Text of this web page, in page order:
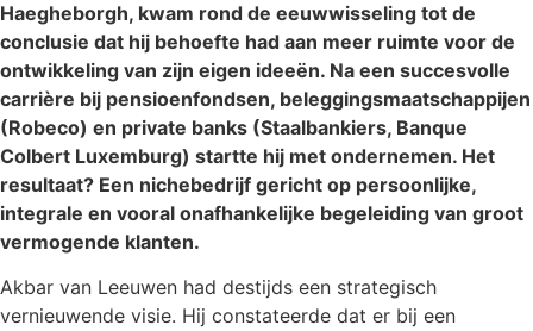
Haegheborgh, kwam rond de eeuwwisseling tot de
conclusie dat hij behoefte had aan meer ruimte voor de
ontwikkeling van zijn eigen ideeën. Na een succesvolle
carrière bij pensioenfondsen, beleggingsmaatschappijen
(Robeco) en private banks (Staalbankiers, Banque
Colbert Luxemburg) startte hij met ondernemen. Het
resultaat? Een nichebedrijf gericht op persoonlijke,
integrale en vooral onafhankelijke begeleiding van groot
vermogende klanten.
Akbar van Leeuwen had destijds een strategisch
vernieuwende visie. Hij constateerde dat er bij een